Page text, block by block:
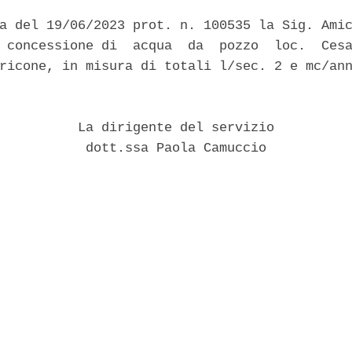
del 19/06/2023 prot. n. 100535 la Sig.
di  acqua  da  pozzo  loc.
in misura di totali l/sec. 2 e mc/
La dirigente del servizio
dott.ssa Paola Camuccio